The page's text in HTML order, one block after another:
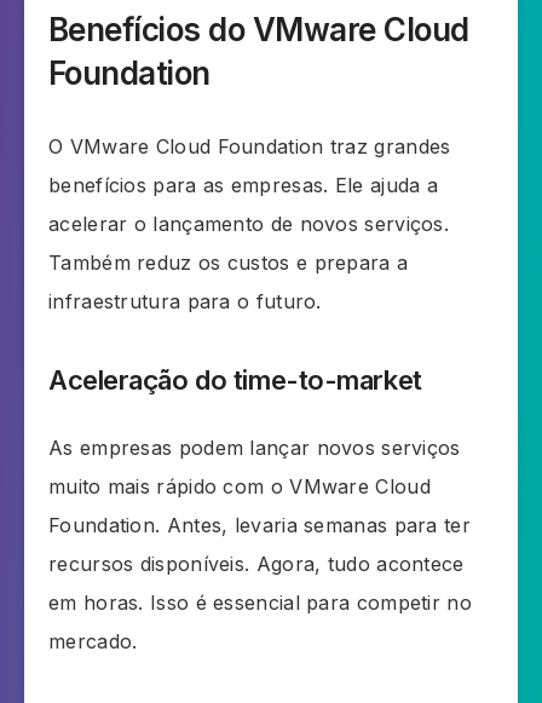
Benefícios do VMware Cloud
Foundation
O VMware Cloud Foundation traz grandes
benefícios para as empresas. Ele ajuda a
acelerar o lançamento de novos serviços.
Também reduz os custos e prepara a
infraestrutura para o futuro.
Aceleração do time-to-market
As empresas podem lançar novos serviços
muito mais rápido com o VMware Cloud
Foundation. Antes, levaria semanas para ter
recursos disponíveis. Agora, tudo acontece
em horas. Isso é essencial para competir no
mercado.